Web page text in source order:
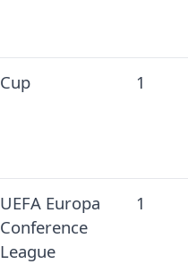
Cup 1
UEFA Europa
Conference
League
1